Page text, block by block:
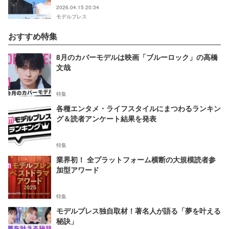
2026.04.15 20:34
モデルプレス
おすすめ特集
8月のカバーモデルは映画「ブルーロック」の高橋
文哉
特集
各種エンタメ・ライフスタイルにまつわるランキン
グ＆読者アンケート結果を発表
特集
業界初！ 全プラットフォーム横断の大規模読者参
加型アワード
特集
モデルプレス独自取材！著名人が語る「夢を叶える
秘訣」